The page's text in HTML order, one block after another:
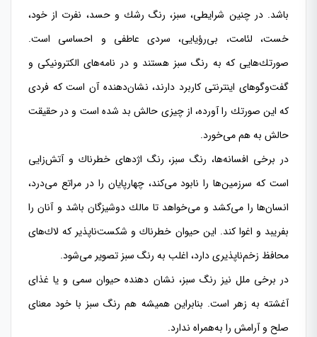
باشد. در چنین شرایطی، سبز، رنگ رشك و حسد، نفرت از خود،
خست، لئامت، بی‌رؤیایی، سردی عاطفی و احساسی است.
صورتك‌هایی كه به رنگ سبز هستند و در نامه‌های الكترونیكی و
گفت‌و‌گوهای اینترنتی كاربرد دارند، نشان‌دهنده آن است كه فردی
كه این صورتك را آورده، از چیزی حالش بد شده است و در حقیقت
حالش به هم می‌خورد.
در برخی افسانه‌ها، رنگ سبز، رنگ اژدهای خطرناك و آتش‌زایی
است كه سرزمین‌ها را نابود می‌كند، چهارپایان را در مراتع می‌درد،
انسان‌ها را می‌كشد و می‌خواهد تا مالك دوشیزگان باشد و آنان را
بفریبد و اغوا كند. این حیوان خطرناك و شكست‌ناپذیر كه لاك‌های
محافظ زخم‌ناپذیری دارد، اغلب به رنگ سبز تصویر می‌شود.
در برخی ملل نیز رنگ سبز، نشان دهنده حیوان سمی و یا غذای
آغشته به زهر است. بنابراین همیشه هم رنگ سبز با خود معنای
صلح و آرامش را به‌همراه ندارد.